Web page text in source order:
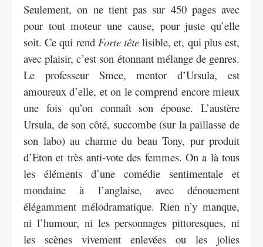
Seulement, on ne tient pas sur 450 pages avec
pour tout moteur une cause, pour juste qu’elle
soit. Ce qui rend Forte tête lisible, et, qui plus est,
avec plaisir, c’est son étonnant mélange de genres.
Le professeur Smee, mentor d’Ursula, est
amoureux d’elle, et on le comprend encore mieux
une fois qu’on connaît son épouse. L’austère
Ursula, de son côté, succombe (sur la paillasse de
son labo) au charme du beau Tony, pur produit
d’Eton et très anti-vote des femmes. On a là tous
les éléments d’une comédie sentimentale et
mondaine à l’anglaise, avec dénouement
élégamment mélodramatique. Rien n’y manque,
ni l’humour, ni les personnages pittoresques, ni
les scènes vivement enlevées ou les jolies